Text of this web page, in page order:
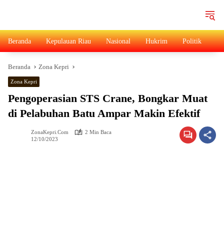
Beranda Kepulauan Riau Nasional Hukrim Politik
Beranda Zona Kepri
Zona Kepri
Pengoperasian STS Crane, Bongkar Muat
di Pelabuhan Batu Ampar Makin Efektif
ZonaKepri.com
2 Min Baca
12/10/2023